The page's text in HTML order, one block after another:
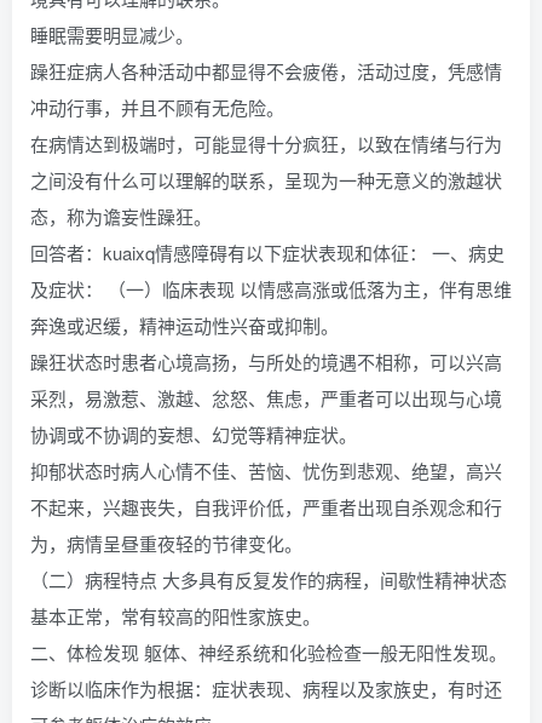
睡眠需要明显减少。
躁狂症病人各种活动中都显得不会疲倦，活动过度，凭感情
冲动行事，并且不顾有无危险。
在病情达到极端时，可能显得十分疯狂，以致在情绪与行为
之间没有什么可以理解的联系，呈现为一种无意义的激越状
态，称为谵妄性躁狂。
回答者：kuaixq情感障碍有以下症状表现和体征： 一、病史
及症状： （一）临床表现 以情感高涨或低落为主，伴有思维
奔逸或迟缓，精神运动性兴奋或抑制。
躁狂状态时患者心境高扬，与所处的境遇不相称，可以兴高
采烈，易激惹、激越、忿怒、焦虑，严重者可以出现与心境
协调或不协调的妄想、幻觉等精神症状。
抑郁状态时病人心情不佳、苦恼、忧伤到悲观、绝望，高兴
不起来，兴趣丧失，自我评价低，严重者出现自杀观念和行
为，病情呈昼重夜轻的节律变化。
（二）病程特点 大多具有反复发作的病程，间歇性精神状态
基本正常，常有较高的阳性家族史。
二、体检发现 躯体、神经系统和化验检查一般无阳性发现。
诊断以临床作为根据：症状表现、病程以及家族史，有时还